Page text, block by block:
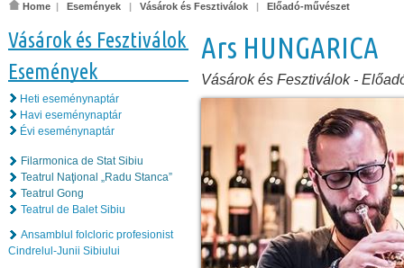
Home | Események | Vásárok és Fesztiválok | Előadó-művészet
Vásárok és Fesztiválok
Események
Heti eseménynaptár
Havi eseménynaptár
Évi eseménynaptár
Filarmonica de Stat Sibiu
Teatrul Naţional „Radu Stanca”
Teatrul Gong
Teatrul de Balet Sibiu
Ansamblul folcloric profesionist
Cindrelul-Junii Sibiului
Ars HUNGARICA
Vásárok és Fesztiválok -